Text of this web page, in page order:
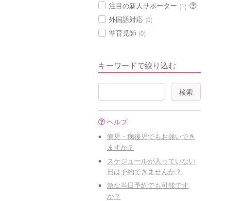
注目の新人サポーター (1)
外国語対応 (0)
準育児師 (0)
キーワードで絞り込む
ヘルプ
病児・病後児でもお願いでき
ますか？
スケジュールが入っていない
日は予約できませんか？
急な当日予約でも可能です
か？